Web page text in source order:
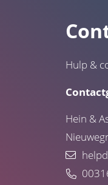
Hulp &
Hein &